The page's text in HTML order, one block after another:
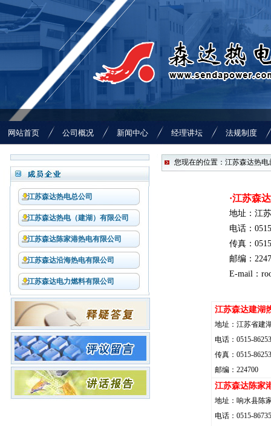
网站首页 公司概况 新闻中心 经理讲坛 法规制度
江苏森达热电总公司
江苏森达热电（建湖）有限公司
江苏森达陈家港热电有限公司
江苏森达沿海热电有限公司
江苏森达电力燃料有限公司
您现在的位置：江苏森达热电
·江苏森
地址：江
电话：
传真：
邮编：
E-mail：
江苏森达建湖
地址：江苏省建
电话：0515-
传真：0515-
邮编：224700
江苏森达陈家
地址：响水县陈
电话：0515-